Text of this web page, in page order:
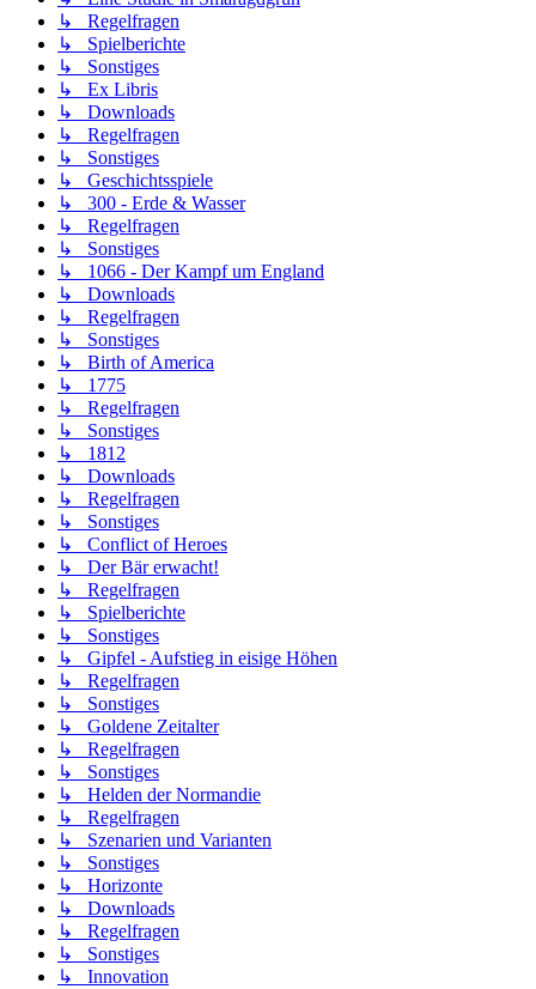
↳ Regelfragen
↳ Spielberichte
↳ Sonstiges
↳ Ex Libris
↳ Downloads
↳ Regelfragen
↳ Sonstiges
↳ Geschichtsspiele
↳ 300 - Erde & Wasser
↳ Regelfragen
↳ Sonstiges
↳ 1066 - Der Kampf um England
↳ Downloads
↳ Regelfragen
↳ Sonstiges
↳ Birth of America
↳ 1775
↳ Regelfragen
↳ Sonstiges
↳ 1812
↳ Downloads
↳ Regelfragen
↳ Sonstiges
↳ Conflict of Heroes
↳ Der Bär erwacht!
↳ Regelfragen
↳ Spielberichte
↳ Sonstiges
↳ Gipfel - Aufstieg in eisige Höhen
↳ Regelfragen
↳ Sonstiges
↳ Goldene Zeitalter
↳ Regelfragen
↳ Sonstiges
↳ Helden der Normandie
↳ Regelfragen
↳ Szenarien und Varianten
↳ Sonstiges
↳ Horizonte
↳ Downloads
↳ Regelfragen
↳ Sonstiges
↳ Innovation